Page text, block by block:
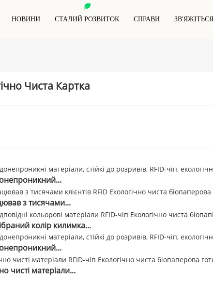
Покриттям
НОВИНИ СТАЛИЙ РОЗВИТОК СПРАВИ
Чиста Картка
з тисячами...
колір килимка...
чисті матеріали...